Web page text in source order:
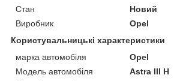
Стан
Новий
Виробник
Opel
Користувальницькі характеристики
марка автомобіля
Opel
Модель автомобіля
Astra III H